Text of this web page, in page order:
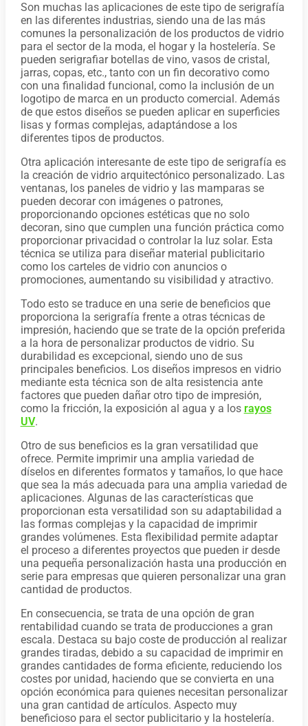
Son muchas las aplicaciones de este tipo de serigrafía
en las diferentes industrias, siendo una de las más
comunes la personalización de los productos de vidrio
para el sector de la moda, el hogar y la hostelería. Se
pueden serigrafiar botellas de vino, vasos de cristal,
jarras, copas, etc., tanto con un fin decorativo como
con una finalidad funcional, como la inclusión de un
logotipo de marca en un producto comercial. Además
de que estos diseños se pueden aplicar en superficies
lisas y formas complejas, adaptándose a los
diferentes tipos de productos.
Otra aplicación interesante de este tipo de serigrafía es
la creación de vidrio arquitectónico personalizado. Las
ventanas, los paneles de vidrio y las mamparas se
pueden decorar con imágenes o patrones,
proporcionando opciones estéticas que no solo
decoran, sino que cumplen una función práctica como
proporcionar privacidad o controlar la luz solar. Esta
técnica se utiliza para diseñar material publicitario
como los carteles de vidrio con anuncios o
promociones, aumentando su visibilidad y atractivo.
Todo esto se traduce en una serie de beneficios que
proporciona la serigrafía frente a otras técnicas de
impresión, haciendo que se trate de la opción preferida
a la hora de personalizar productos de vidrio. Su
durabilidad es excepcional, siendo uno de sus
principales beneficios. Los diseños impresos en vidrio
mediante esta técnica son de alta resistencia ante
factores que pueden dañar otro tipo de impresión,
como la fricción, la exposición al agua y a los rayos
UV.
Otro de sus beneficios es la gran versatilidad que
ofrece. Permite imprimir una amplia variedad de
díselos en diferentes formatos y tamaños, lo que hace
que sea la más adecuada para una amplia variedad de
aplicaciones. Algunas de las características que
proporcionan esta versatilidad son su adaptabilidad a
las formas complejas y la capacidad de imprimir
grandes volúmenes. Esta flexibilidad permite adaptar
el proceso a diferentes proyectos que pueden ir desde
una pequeña personalización hasta una producción en
serie para empresas que quieren personalizar una gran
cantidad de productos.
En consecuencia, se trata de una opción de gran
rentabilidad cuando se trata de producciones a gran
escala. Destaca su bajo coste de producción al realizar
grandes tiradas, debido a su capacidad de imprimir en
grandes cantidades de forma eficiente, reduciendo los
costes por unidad, haciendo que se convierta en una
opción económica para quienes necesitan personalizar
una gran cantidad de artículos. Aspecto muy
beneficioso para el sector publicitario y la hostelería.